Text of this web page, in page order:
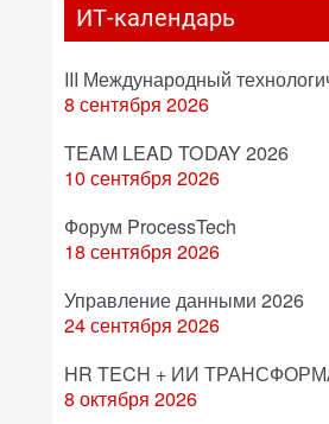
ИТ-календарь
III Международный
8 сентября 2026
TEAM LEAD TODAY 2026
10 сентября 2026
Форум ProcessTech
18 сентября 2026
Управление данными 2026
24 сентября 2026
HR TECH + ИИ
8 октября 2026